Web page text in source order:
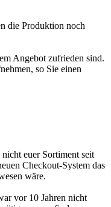
die Produktion noch
Angebot zufrieden sind.
so Sie einen
euer Sortiment seit
Checkout-System das
wäre.
vor 10 Jahren nicht